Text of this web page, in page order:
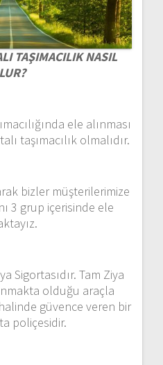
TAŞIMACILIK NASIL
ele alınması
taşımacılık olmalıdır.
bizler müşterilerimize
3 grup içerisinde ele
Sigortasıdır. Tam Ziya
olduğu araçla
güvence veren bir
poliçesidir.